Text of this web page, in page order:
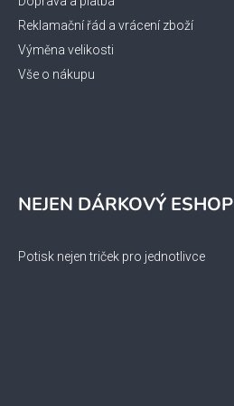
Reklamační řád a vrácení zboží
Výměna velikosti
Vše o nákupu
NEJEN DÁRKOVÝ ESHOP
Potisk nejen triček pro jednotlivce